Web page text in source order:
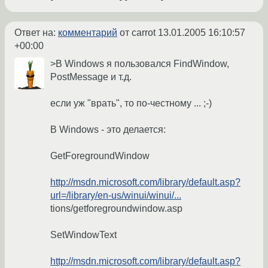
Ответ на: комментарий от carrot 13.01.2005 16:10:57
+00:00
>В Windows я пользовался FindWindow,
PostMessage и т.д.
если уж "врать", то по-честному ... ;-)
В Windows - это делается:
GetForegroundWindow
http://msdn.microsoft.com/library/default.asp?
url=/library/en-us/winui/winui/...
tions/getforegroundwindow.asp
SetWindowText
http://msdn.microsoft.com/library/default.asp?